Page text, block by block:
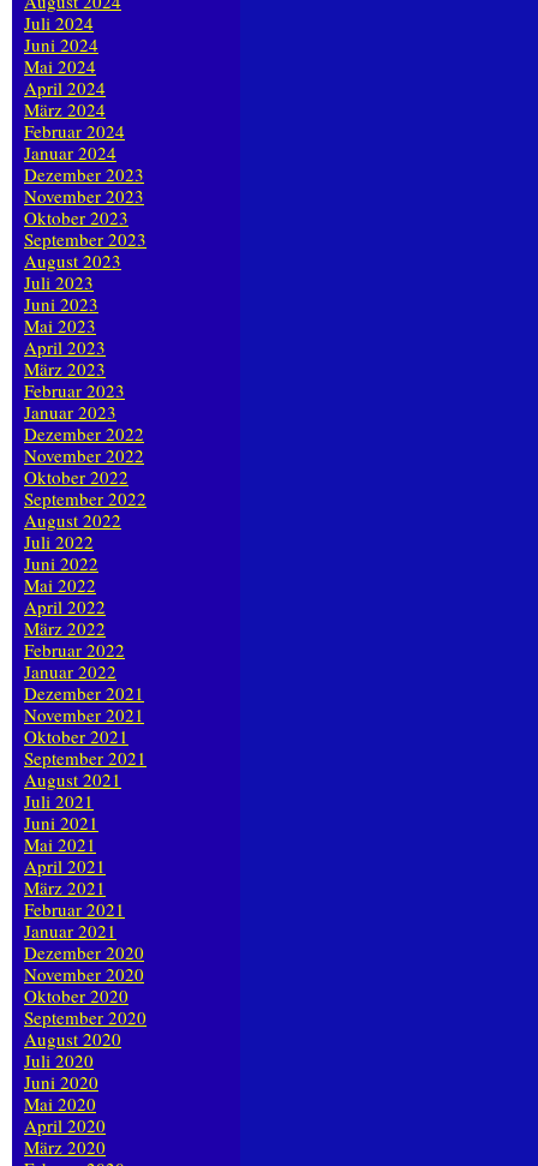
Juli 2024
Juni 2024
Mai 2024
April 2024
März 2024
Februar 2024
Januar 2024
Dezember 2023
November 2023
Oktober 2023
September 2023
August 2023
Juli 2023
Juni 2023
Mai 2023
April 2023
März 2023
Februar 2023
Januar 2023
Dezember 2022
November 2022
Oktober 2022
September 2022
August 2022
Juli 2022
Juni 2022
Mai 2022
April 2022
März 2022
Februar 2022
Januar 2022
Dezember 2021
November 2021
Oktober 2021
September 2021
August 2021
Juli 2021
Juni 2021
Mai 2021
April 2021
März 2021
Februar 2021
Januar 2021
Dezember 2020
November 2020
Oktober 2020
September 2020
August 2020
Juli 2020
Juni 2020
Mai 2020
April 2020
März 2020